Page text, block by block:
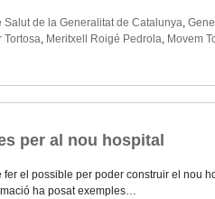
Salut de la Generalitat de Catalunya,
Tortosa, Meritxell Roigé Pedrola, Movem
per al nou hospital
el possible per poder construir el nou
ha posat exemples…